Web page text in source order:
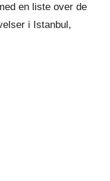
en liste over de
i Istanbul,